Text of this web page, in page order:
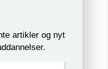
artikler og nyt